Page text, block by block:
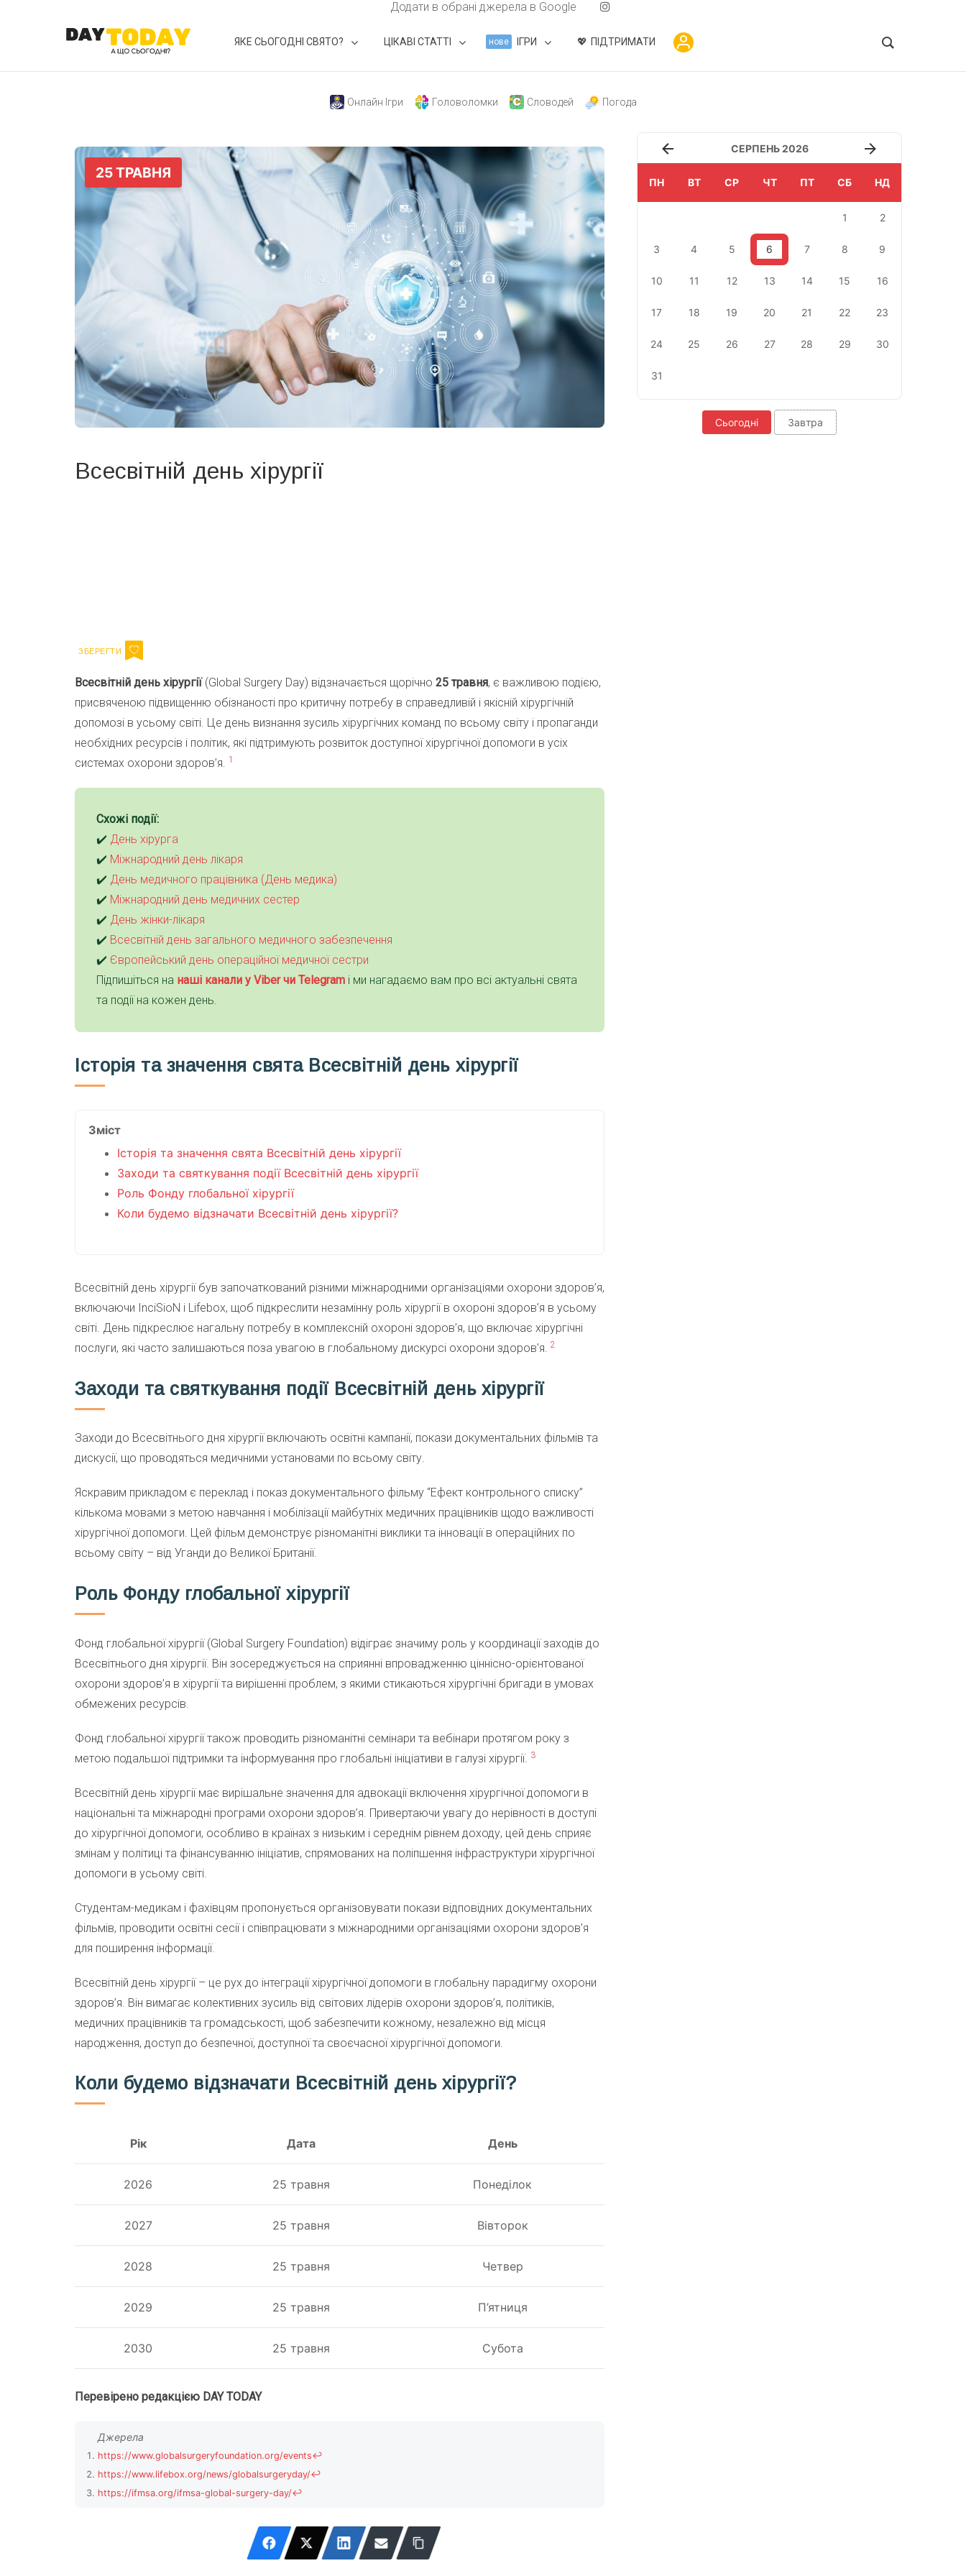
Додати в обрані джерела в Google
ЯКЕ СЬОГОДНІ СВЯТО? ЦІКАВІ СТАТТІ нове ІГРИ ПІДТРИМАТИ
Онлайн Ігри Головоломки Словодей Погода
Всесвітній день хірургії
Всесвітній день хірургії(Global Surgery Day) відзначається щорічно 25 травня, є важливою подією,
присвяченою підвищенню обізнаності про критичну потребу в справедливій і якісній хірургічній
допомозі в усьому світі. Це день визнання зусиль хірургічних команд по всьому світу і пропаганди
необхідних ресурсів і політик, які підтримують розвиток доступної хірургічної допомоги в усіх
системах охорони здоров’я. 1
Схожі події:
✔️ День хірурга
✔️ Міжнародний день лікаря
✔️ День медичного працівника (День медика)
✔️ Міжнародний день медичних сестер
✔️ День жінки-лікаря
✔️ Всесвітній день загального медичного забезпечення
✔️ Європейський день операційної медичної сестри
Підпишіться на наші канали у Viber чи Telegram і ми нагадаємо вам про всі актуальні свята
та події на кожен день.
Історія та значення свята Всесвітній день хірургії
Зміст
Історія та значення свята Всесвітній день хірургії
Заходи та святкування події Всесвітній день хірургії
Роль Фонду глобальної хірургії
Коли будемо відзначати Всесвітній день хірургії?
Всесвітній день хірургії був започаткований різними міжнародними організаціями охорони здоров’я,
включаючи InciSioN і Lifebox, щоб підкреслити незамінну роль хірургії в охороні здоров’я в усьому
світі. День підкреслює нагальну потребу в комплексній охороні здоров’я, що включає хірургічні
послуги, які часто залишаються поза увагою в глобальному дискурсі охорони здоров’я. 2
Заходи та святкування події Всесвітній день хірургії
Заходи до Всесвітнього дня хірургії включають освітні кампанії, покази документальних фільмів та
дискусії, що проводяться медичними установами по всьому світу.
Яскравим прикладом є переклад і показ документального фільму “Ефект контрольного списку”
кількома мовами з метою навчання і мобілізації майбутніх медичних працівників щодо важливості
хірургічної допомоги. Цей фільм демонструє різноманітні виклики та інновації в операційних по
всьому світу – від Уганди до Великої Британії.
Роль Фонду глобальної хірургії
Фонд глобальної хірургії (Global Surgery Foundation) відіграє значиму роль у координації заходів до
Всесвітнього дня хірургії. Він зосереджується на сприянні впровадженню ціннісно-орієнтованої
охорони здоров’я в хірургії та вирішенні проблем, з якими стикаються хірургічні бригади в умовах
обмежених ресурсів.
Фонд глобальної хірургії також проводить різноманітні семінари та вебінари протягом року з
метою подальшої підтримки та інформування про глобальні ініціативи в галузі хірургії. 3
Всесвітній день хірургії має вирішальне значення для адвокації включення хірургічної допомоги в
національні та міжнародні програми охорони здоров’я. Привертаючи увагу до нерівності в доступі
до хірургічної допомоги, особливо в країнах з низьким і середнім рівнем доходу, цей день сприяє
змінам у політиці та фінансуванню ініціатив, спрямованих на поліпшення інфраструктури хірургічної
допомоги в усьому світі.
Студентам-медикам і фахівцям пропонується організовувати покази відповідних документальних
фільмів, проводити освітні сесії і співпрацювати з міжнародними організаціями охорони здоров’я
для поширення інформації.
Всесвітній день хірургії – це рух до інтеграції хірургічної допомоги в глобальну парадигму охорони
здоров’я. Він вимагає колективних зусиль від світових лідерів охорони здоров’я, політиків,
медичних працівників та громадськості, щоб забезпечити кожному, незалежно від місця
народження, доступ до безпечної, доступної та своєчасної хірургічної допомоги.
Коли будемо відзначати Всесвітній день хірургії?
Рік Дата День
2026 25 травня Понеділок
2027 25 травня Вівторок
2028 25 травня Четвер
2029 25 травня П’ятниця
2030 25 травня Субота
Перевірено редакцією DAY TODAY
https://www.globalsurgeryfoundation.org/events↩
https://www.lifebox.org/news/globalsurgeryday/↩
https://ifmsa.org/ifmsa-global-surgery-day/↩
СЕРПЕНЬ 2026
ПН ВТ СР ЧТ ПТ СБ НД
1 2
3 4 5 6 7 8 9
10 11 12 13 14 15 16
17 18 19 20 21 22 23
24 25 26 27 28 29 30
31
Сьогодні Завтра